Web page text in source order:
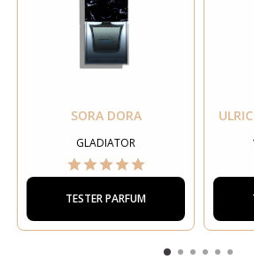
SORA DORA
GLADIATOR
TESTER PARFUM